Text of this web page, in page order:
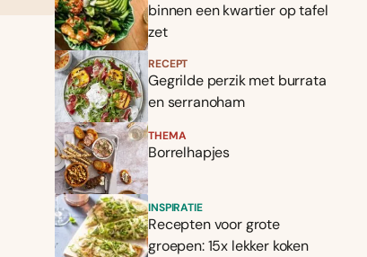
binnen een kwartier op tafel
zet
RECEPT
Gegrilde perzik met burrata
en serranoham
THEMA
Borrelhapjes
INSPIRATIE
Recepten voor grote
groepen: 15x lekker koken